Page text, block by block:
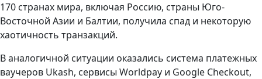
170 странах мира, включая Россию, страны Юго-
Восточной Азии и Балтии, получила спад и некоторую
хаотичность транзакций.
В аналогичной ситуации оказались система платежных
ваучеров Ukash, сервисы Worldpay и Google Checkout,